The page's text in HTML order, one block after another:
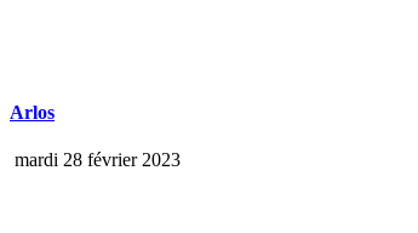
Arlos
mardi 28 février 2023